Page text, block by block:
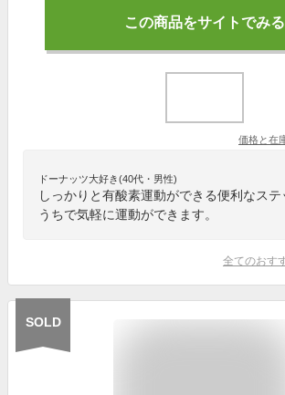
この商品をサイトでみる
価格と在
ドーナッツ大好き(40代・男性)
しっかりと有酸素運動ができる便利なス
うちで気軽に運動ができます。
全てのおす
SOLD